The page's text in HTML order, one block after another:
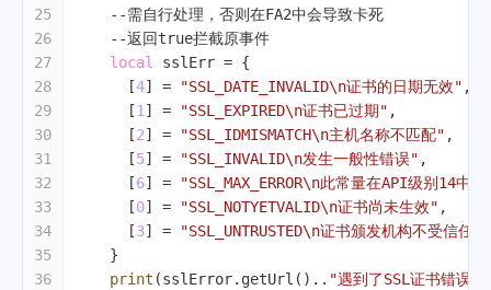
25
26
27
28
29
30
31
32
33
34
35
36
--需自行处理，否则在FA2中会导致卡死
--返回true拦截原事件
local
sslErr = {
      [
4] = "SSL_DATE_INVALID\n证书的日期无效" ,
      [
1 ] = "SSL_EXPIRED\n证书已过期" ,
      [
2] = "SSL_IDMISMATCH\n主机名称不匹配" ,
      [
5] = "SSL_INVALID\n发生一般性错误" ,
      [
6] =
"SSL_MAX_ERROR\n此常量在API级别14
      [
0] = "SSL_NOTYETVALID\n证书尚未生效" ,
      [
3] =
"SSL_UNTRUSTED\n证书颁发机构不受信任"
    }
print (sslError.getUrl().. "遇到了SSL证书错误